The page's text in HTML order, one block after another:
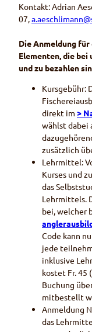
Kontakt: Adrian
07,
Die Anmeldung
Elementen, die
und zu bezahlen
Kursgebühr:
direkt im >
wählst dabei
zusätzlich
Lehrmittel:
Kurses und
das
Lehrmittels.
bei, welcher
Code kann
jede
inklusive
kostet Fr. 45
Buchung
mitbestellt
Anmeldung
das